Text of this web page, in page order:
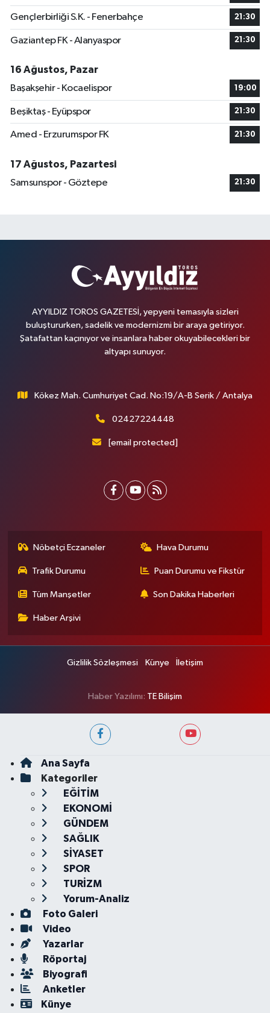
Gençlerbirliği S.K. - Fenerbahçe 21:30
Gaziantep FK - Alanyaspor 21:30
16 Ağustos, Pazar
Başakşehir - Kocaelispor
19:00
Beşiktaş - Eyüpspor 21:30
Amed - Erzurumspor FK 21:30
17 Ağustos, Pazartesi
Samsunspor - Göztepe
21:30
AYYILDIZ TOROS GAZETESİ, yepyeni temasıyla sizleri
buluştururken, sadelik ve modernizmi bir araya getiriyor.
Şatafattan kaçınıyor ve insanlara haber okuyabilecekleri bir
altyapı sunuyor.
Kökez Mah. Cumhuriyet Cad. No:19/A-B Serik / Antalya
02427224448
[email protected]
Nöbetçi Eczaneler Hava Durumu
Trafik Durumu Puan Durumu ve Fikstür
Tüm Manşetler Son Dakika Haberleri
Haber Arşivi
Gizlilik Sözleşmesi Künye İletişim
Haber Yazılımı: TE Bilişim
Ana Sayfa
Kategoriler
EĞİTİM
EKONOMİ
GÜNDEM
SAĞLIK
SİYASET
SPOR
TURİZM
Yorum-Analiz
Foto Galeri
Video
Yazarlar
Röportaj
Biyografi
Anketler
Künye